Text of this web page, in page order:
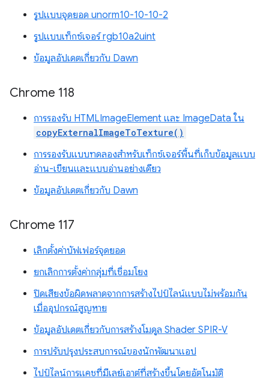
รูปแบบจุดยอด unorm10-10-10-2
รูปแบบเท็กซ์เจอร์ rgb10a2uint
ข้อมูลอัปเดตเกี่ยวกับ Dawn
Chrome 118
การรองรับ HTMLImageElement และ ImageData ใน
copyExternalImageToTexture()
การรองรับแบบทดลองสำหรับเท็กซ์เจอร์พื้นที่เก็บข้อมูลแบบ
อ่าน-เขียนและแบบอ่านอย่างเดียว
ข้อมูลอัปเดตเกี่ยวกับ Dawn
Chrome 117
เลิกตั้งค่าบัฟเฟอร์จุดยอด
ยกเลิกการตั้งค่ากลุ่มที่เชื่อมโยง
ปิดเสียงข้อผิดพลาดจากการสร้างไปป์ไลน์แบบไม่พร้อมกัน
เมื่ออุปกรณ์สูญหาย
ข้อมูลอัปเดตเกี่ยวกับการสร้างโมดูล Shader SPIR-V
การปรับปรุงประสบการณ์ของนักพัฒนาแอป
ไปป์ไลน์การแคชที่มีเลย์เอาต์ที่สร้างขึ้นโดยอัตโนมัติ